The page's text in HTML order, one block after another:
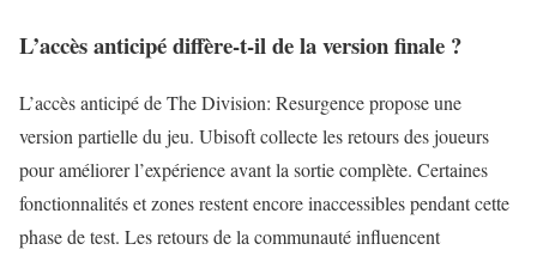
L’accès anticipé diffère-t-il de la version finale ?
L’accès anticipé de The Division: Resurgence propose une
version partielle du jeu. Ubisoft collecte les retours des joueurs
pour améliorer l’expérience avant la sortie complète. Certaines
fonctionnalités et zones restent encore inaccessibles pendant cette
phase de test. Les retours de la communauté influencent